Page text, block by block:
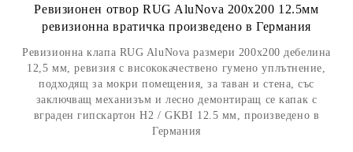
Ревизионен отвор RUG AluNova 200x200 12.5мм
ревизионна вратичка произведено в Германия
Ревизионна клапа RUG AluNova размери 200x200 дебелина
12,5 мм, ревизия с висококачествено гумено уплътнение,
подходящ за мокри помещения, за таван и стена, със
заключващ механизъм и лесно демонтиращ се капак с
вграден гипскартон H2 / GKBI 12.5 мм, произведено в
Германия